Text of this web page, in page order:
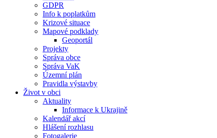
GDPR
Info k poplatkům
Krizové situace
Mapové podklady
Geoportál
Projekty
Správa obce
Správa VaK
Územní plán
Pravidla výstavby
Život v obci
Aktuality
Informace k Ukrajině
Kalendář akcí
Hlášení rozhlasu
Fotogalerie